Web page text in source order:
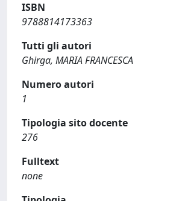
ISBN
9788814173363
Tutti gli autori
Ghirga, MARIA FRANCESCA
Numero autori
1
Tipologia sito docente
276
Fulltext
none